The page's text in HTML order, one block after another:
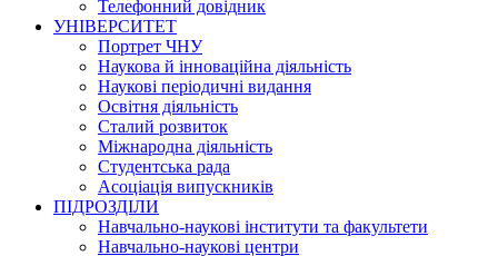
Телефонний довідник
УНІВЕРСИТЕТ
Портрет ЧНУ
Наукова й інноваційна діяльність
Наукові періодичні видання
Освітня діяльність
Сталий розвиток
Міжнародна діяльність
Студентська рада
Асоціація випускників
ПІДРОЗДІЛИ
Навчально-наукові інститути та факультети
Навчально-наукові центри